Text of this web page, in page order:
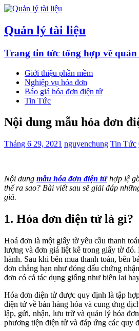
Quản lý tài liệu
Trang tin tức tổng hợp về
Giới thiệu phần mềm
Nghiệp vụ hóa đơn
Báo giá hóa đơn điện tử
Tin Tức
Nội dung mẫu hóa đơn
Tháng 6 29, 2021 nguyenchung Tin Tức
Nội dung mẫu hóa đơn điện tửhợp lệ
thể ra sao? Bài viết sau sẽ giải đáp
giả.
1. Hóa đơn điện tử là gì?
Hoá đơn là một giấy tờ yêu cầu thanh
lượng và đơn giá liệt kê trong giấy tờ đó.
hành. Sau khi bên mua thanh toán, bên
đơn chẳng hạn như đóng dấu chứng
đơn có cả tác dụng giống như biên lai
Hóa đơn điện tử được quy định là tập
điện tử về bán hàng hóa và cung ứng
lập, gửi, nhận, lưu trữ và quản lý hóa
phương tiện điện tử và đáp ứng các quy